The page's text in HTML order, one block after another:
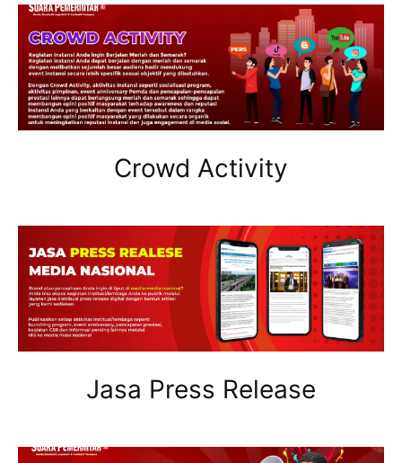
Crowd Activity
Jasa Press Release